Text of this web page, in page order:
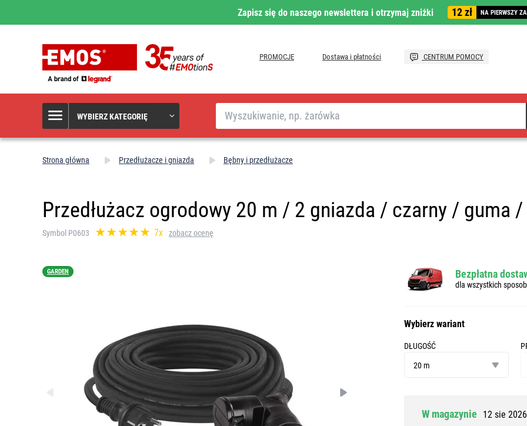
Zapisz się do naszego newslettera i otrzymaj zniżki 12 zł NA PIERWSZY
PROMOCJE Dostawa i płatności CENTRUM POMOCY
WYBIERZ KATEGORIĘ
Szukaj
Strona główna Przedłużacze i gniazda Bębny i przedłużacze
Przedłużacz ogrodowy 20 m / 2 gniazda / czarny / guma
Symbol P0603 7x zobacz ocenę
GARDEN Bezpłatna
dla wszystkich
Wybierz wariant
DŁUGOŚĆ
20 m
W magazynie 12 sie